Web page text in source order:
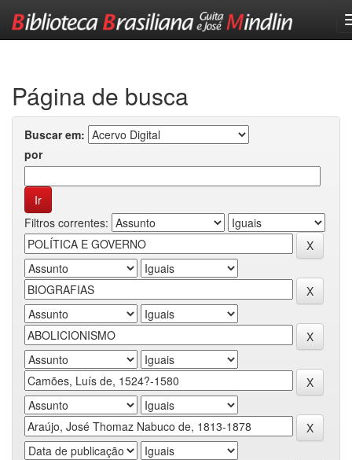
Página de busca
Buscar em:
por
Filtros correntes: